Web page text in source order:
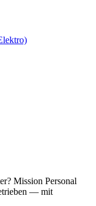
Mission Personal
— mit